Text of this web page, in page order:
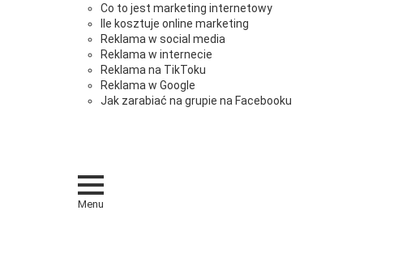
Co to jest marketing internetowy
Ile kosztuje online marketing
Reklama w social media
Reklama w internecie
Reklama na TikToku
Reklama w Google
Jak zarabiać na grupie na Facebooku
Menu